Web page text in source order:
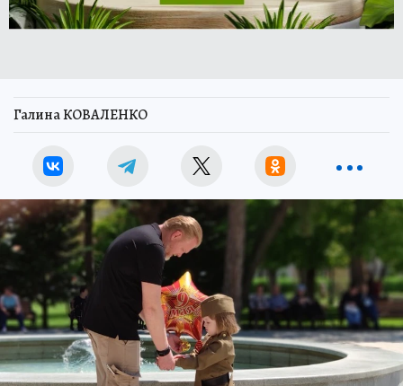
Галина КОВАЛЕНКО